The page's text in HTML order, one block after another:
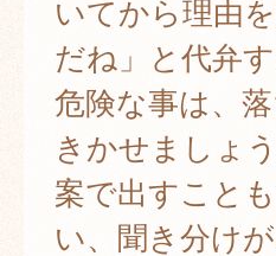
いてから理由
だね」と代弁
危険な事は、
きかせましょ
案で出すこと
い、聞き分け